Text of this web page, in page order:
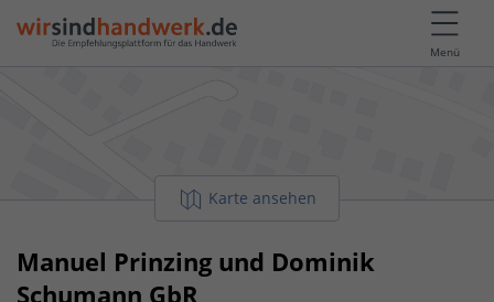
Menü
Karte ansehen
Manuel Prinzing und Dominik
Schumann GbR